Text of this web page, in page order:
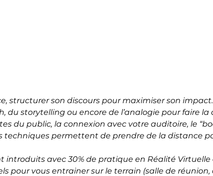
structurer son discours pour maximiser son impact.
du storytelling ou encore de l’analogie pour faire la
du public, la connexion avec votre auditoire, le
techniques permettent de prendre de la distance
introduits avec 30% de pratique en Réalité Virtuelle
pour vous entrainer sur le terrain (salle de